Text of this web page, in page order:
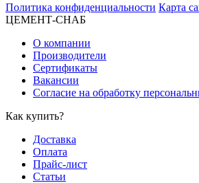
Политика конфиденциальности Карта
ЦЕМЕНТ-СНАБ
О компании
Производители
Сертификаты
Вакансии
Согласие на обработку
Как купить?
Доставка
Оплата
Прайс-лист
Статьи